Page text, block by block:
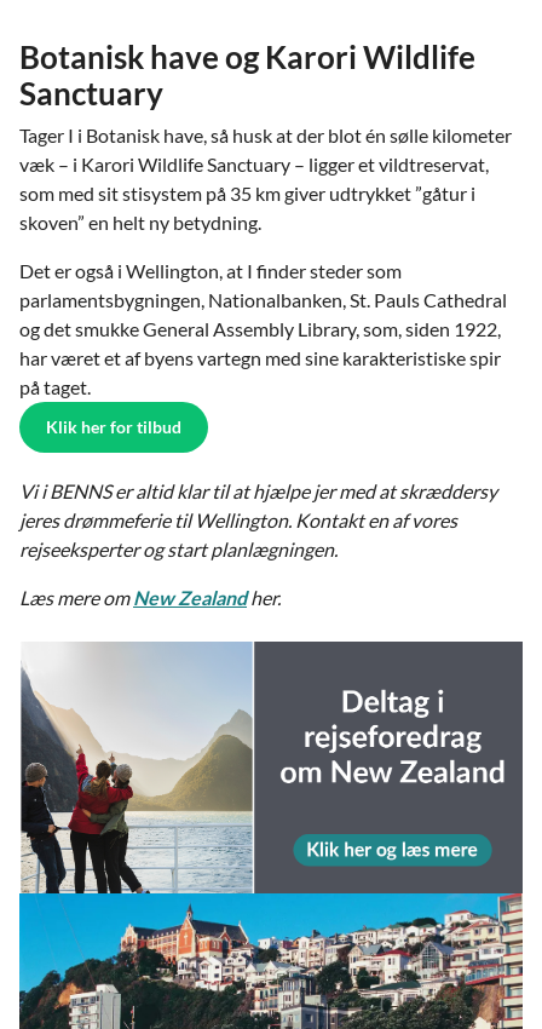
Botanisk have og Karori Wildlife
Sanctuary
Tager I i Botanisk have, så husk at der blot én sølle kilometer
væk – i Karori Wildlife Sanctuary – ligger et vildtreservat,
som med sit stisystem på 35 km giver udtrykket ”gåtur i
skoven” en helt ny betydning.
Det er også i Wellington, at I finder steder som
parlamentsbygningen, Nationalbanken, St. Pauls Cathedral
og det smukke General Assembly Library, som, siden 1922,
har været et af byens vartegn med sine karakteristiske spir
på taget.
Klik her for tilbud
Vi i BENNS er altid klar til at hjælpe jer med at skræddersy
jeres drømmeferie til Wellington. Kontakt en af vores
rejseeksperter og start planlægningen.
Læs mere omNew Zealandher.